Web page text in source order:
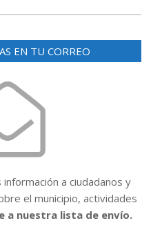
EN TU CORREO
a ciudadanos y
el municipio, actividades
a nuestra lista de envío.